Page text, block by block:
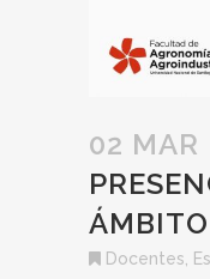
02 MAR
Docentes